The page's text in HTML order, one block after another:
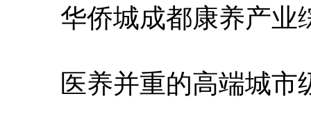
华侨城成都康养产业
医养并重的高端城市